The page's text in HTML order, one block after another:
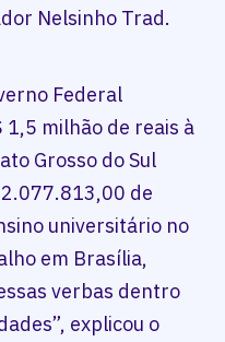
Nelsinho Trad.
Federal
1,5 milhão de reais à
Grosso do Sul
2.077.813,00 de
universitário no
em Brasília,
verbas dentro
explicou o